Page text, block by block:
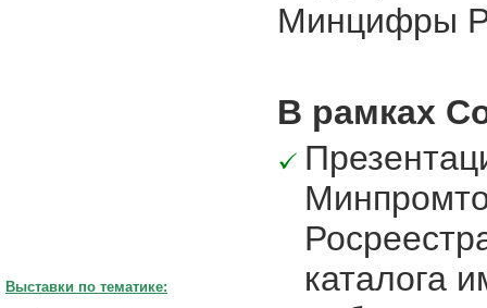
Минцифры
В рамках
каталога
Выставки по тематике: